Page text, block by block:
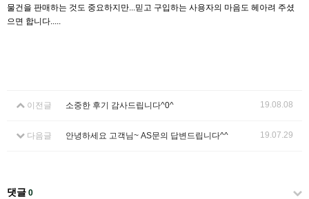
물건을 판매하는 것도 중요하지만...믿고 구입하는 사용자의 마음도 헤아려 주셨
으면 합니다.....
이전글 소중한 후기 감사드립니다^0^ 19.08.08
다음글 안녕하세요 고객님~ AS문의 답변드립니다^^ 19.07.29
댓글 0